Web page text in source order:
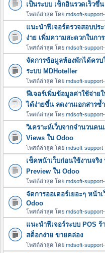
เป็นระบบ เช็กอินรวดเร็วขึ้น
โพสต์ล่าสุด โดย mdsoft-
แนะนำฟีเจอร์ตรวจสอบปร
ง่าย เพิ่มความสะดวกในกา
โพสต์ล่าสุด โดย mdsoft-
จัดการข้อมูลห้องพักได้ครบ
ระบบ MDHoteller
โพสต์ล่าสุด โดย mdsoft-
ฟีเจอร์เพิ่มข้อมูลค่าใช้จ่าย
ได้ง่ายขึ้น ลดงานเอกสารซ้ำ
โพสต์ล่าสุด โดย mdsoft-
วิเคราะห์เว็บจากจำนวนคน
Views ใน Odoo
โพสต์ล่าสุด โดย mdsoft-
เช็คหน้าเว็บก่อนใช้งานจริ
Preview ใน Odoo
โพสต์ล่าสุด โดย mdsoft-
จัดการออเดอร์เยอะๆ หน้า
Odoo
โพสต์ล่าสุด โดย mdsoft-
แนะนำฟีเจอร์ระบบ POS ร้
สต็อกง่าย ขายคล่อง
โพสต์ล่าสุด โดย mdsoft-